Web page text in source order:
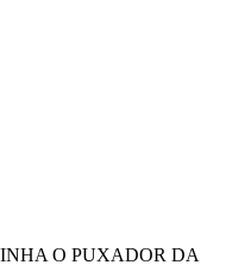
O PUXADOR DA